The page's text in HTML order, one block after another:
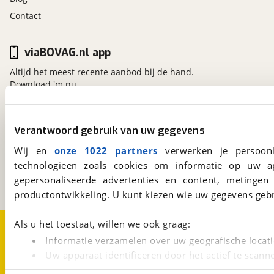
Verantwoord gebruik van uw gegevens
Wij en onze 1022 partners verwerken je
technologieën zoals cookies om informatie op
gepersonaliseerde advertenties en content,
productontwikkeling. U kunt kiezen wie uw gegevens
Als u het toestaat, willen we ook graag:
Informatie verzamelen over uw geografische
Uw apparaat identificeren door het actief te
Contact
viaBOVAG.nl
Kosterijland15
Een initiatief van
BOVAG
viaBOVAG.nl app
Altijd het meest recente aanbod bij de hand.
Download 'm nu.
Over viaBOVAG.nlDisclaimer- en Privacyverklaring
CookievoorkeurenVacatures